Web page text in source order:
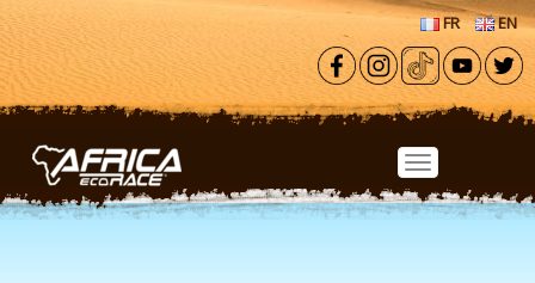
Aller au contenu principal
FR EN